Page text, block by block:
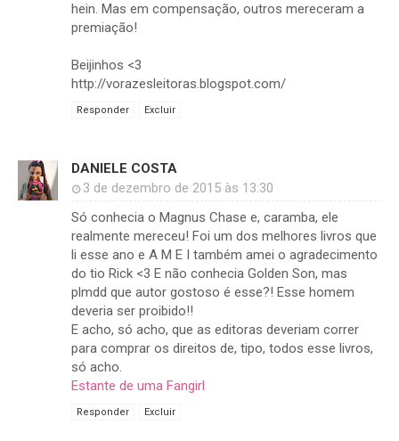
hein. Mas em compensação, outros mereceram a
premiação!
Beijinhos <3
http://vorazesleitoras.blogspot.com/
Responder Excluir
DANIELE COSTA
3 de dezembro de 2015 às 13:30
Só conhecia o Magnus Chase e, caramba, ele
realmente mereceu! Foi um dos melhores livros que
li esse ano e A M E I também amei o agradecimento
do tio Rick <3 E não conhecia Golden Son, mas
plmdd que autor gostoso é esse?! Esse homem
deveria ser proibido!!
E acho, só acho, que as editoras deveriam correr
para comprar os direitos de, tipo, todos esse livros,
só acho.
Estante de uma Fangirl
Responder Excluir